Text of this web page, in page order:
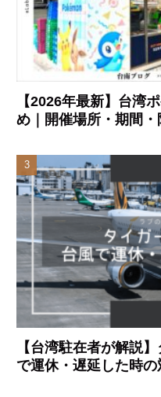
【2026年最新】台湾
め｜開催場所・期間
【台湾駐在者が解説
で運休・遅延した時の